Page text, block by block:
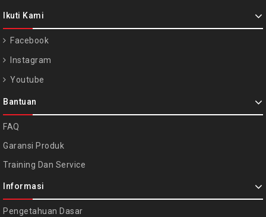
Ikuti Kami
Facebook
Instagram
Youtube
Bantuan
FAQ
Garansi Produk
Training Dan Service
Informasi
Pengetahuan Dasar